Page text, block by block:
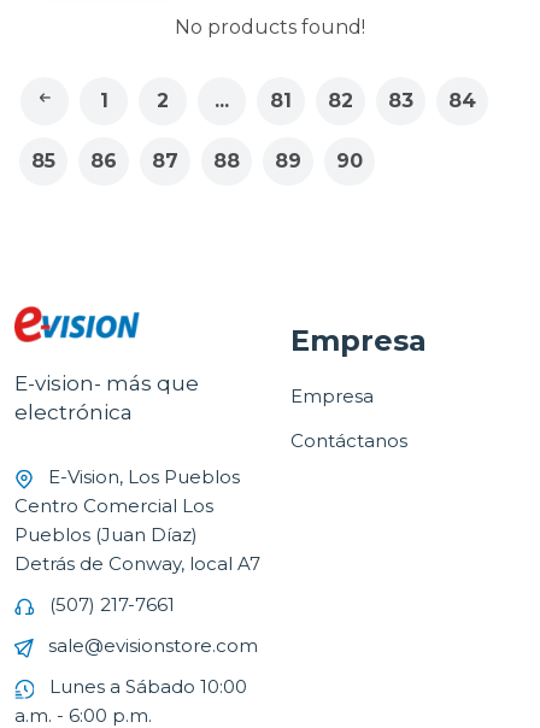
No products found!
1 2 ... 81 82 83 84
85 86 87 88 89 90
E-vision- más que
electrónica
E-Vision, Los Pueblos
Centro Comercial Los
Pueblos (Juan Díaz)
Detrás de Conway, local A7
(507) 217-7661
sale@evisionstore.com
Lunes a Sábado 10:00
a.m. - 6:00 p.m.
Empresa
Empresa
Contáctanos